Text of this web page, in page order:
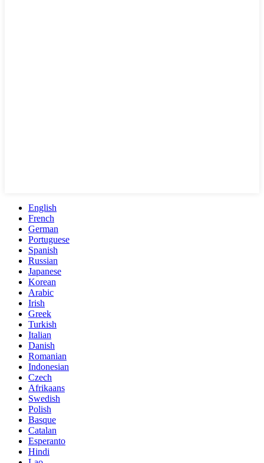
English
French
German
Portuguese
Spanish
Russian
Japanese
Korean
Arabic
Irish
Greek
Turkish
Italian
Danish
Romanian
Indonesian
Czech
Afrikaans
Swedish
Polish
Basque
Catalan
Esperanto
Hindi